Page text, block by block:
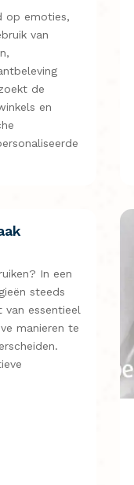
op emoties,
van
de
en
In een
steeds
van essentieel
manieren te